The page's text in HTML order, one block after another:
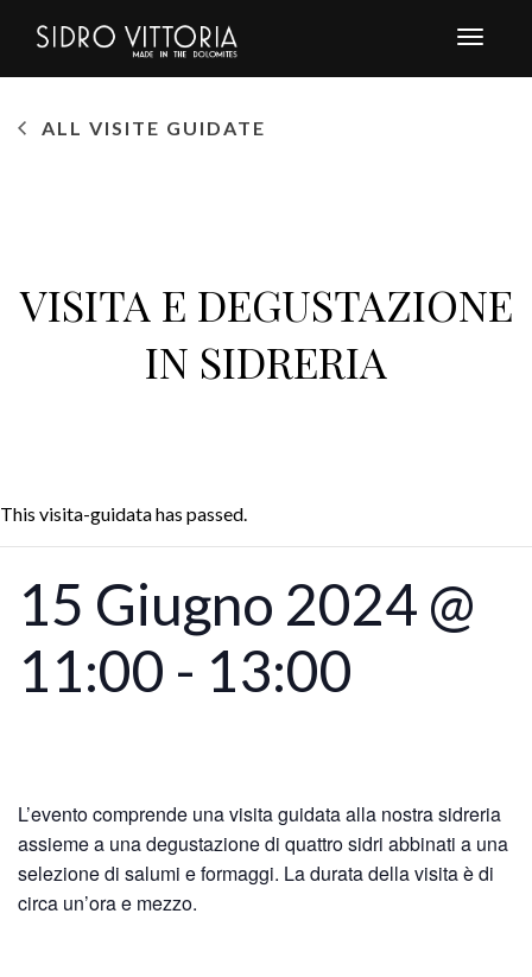
Toggle
VISITA E DEGUSTAZIONE
IN SIDRERIA
ALL VISITE GUIDATE
This visita-guidata has passed.
15 Giugno 2024 @
11:00 - 13:00
L’evento comprende una visita guidata alla nostra sidreria
assieme a una degustazione di quattro sidri abbinati a una
selezione di salumi e formaggi. La durata della visita è di
circa un’ora e mezzo.